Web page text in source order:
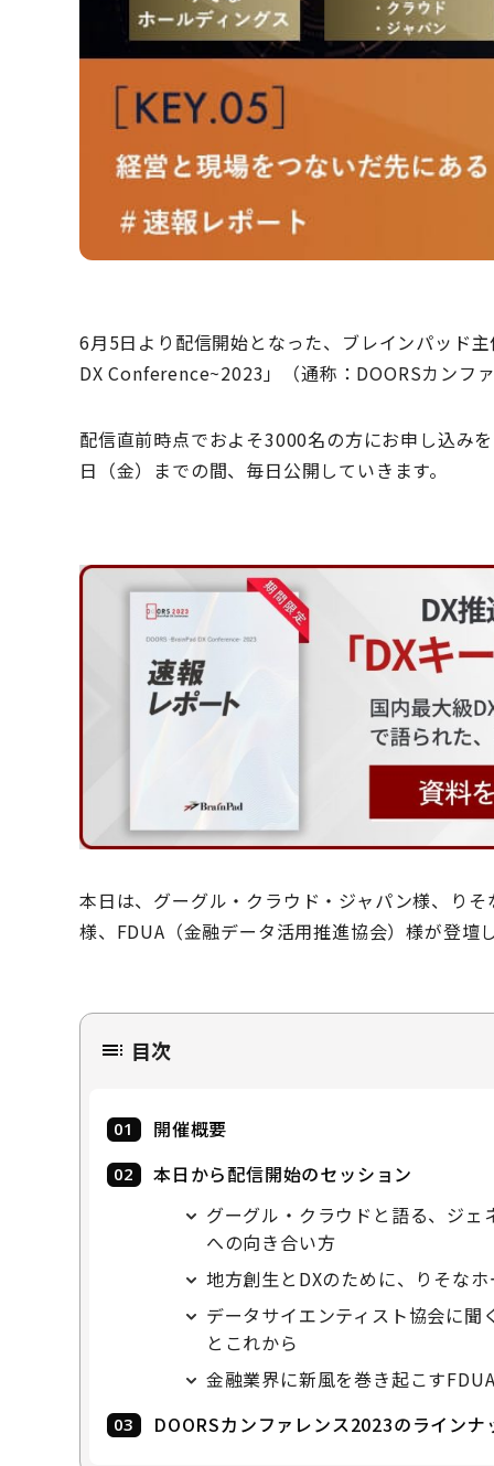
6月5日より配信開始となった、ブレインパッド
DX Conference~2023」（通称：DOORSカンフ
配信直前時点でおよそ3000名の方にお申し込み
日（金）までの間、毎日公開していきます。
本日は、グーグル・クラウド・ジャパン様、り
様、FDUA（金融データ活用推進協会）様が登壇
目次
開催概要
本日から配信開始のセッション
グーグル・クラウドと語る、ジ
への向き合い方
地⽅創⽣とDXのために、りそな
データサイエンティスト協会に
とこれから
金融業界に新風を巻き起こす
DOORSカンファレンス2023のラインナ